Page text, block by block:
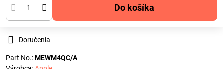
Do košíka
Doručenia
Part No.:MEWM4QC/A